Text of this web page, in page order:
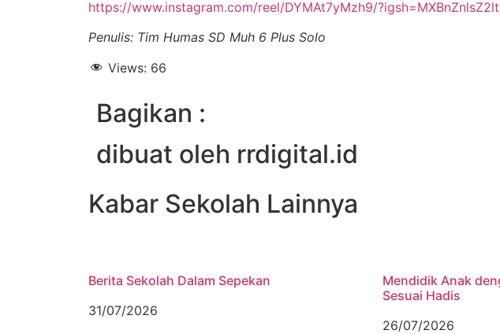
https://www.instagram.com/reel/DYMAt7yMzh9/
Penulis: Tim Humas SD Muh 6 Plus Solo
Views: 66
Bagikan :
dibuat oleh rrdigital.id
Kabar Sekolah Lainnya
Berita Sekolah Dalam Sepekan
31/07/2026
Mendidik Anak
Sesuai Hadis
26/07/2026